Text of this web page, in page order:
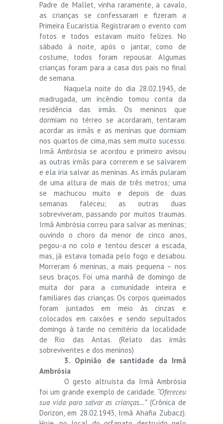
Padre de Mallet, vinha raramente, a cavalo,
as crianças se confessaram e fizeram a
Primeira Eucaristia. Registraram o evento com
fotos e todos estavam muito felizes. No
sábado à noite, após o jantar, como de
costume, todos foram repousar. Algumas
crianças foram para a casa dos pais no final
de semana.
Naquela noite do dia 28.02.1943, de
madrugada, um incêndio tomou conta da
residência das irmãs. Os meninos que
dormiam no térreo se acordaram, tentaram
acordar as irmãs e as meninas que dormiam
nos quartos de cima, mas sem muito sucesso.
Irmã Ambrósia se acordou e primeiro avisou
as outras irmãs para correrem e se salvarem
e ela iria salvar as meninas. As irmãs pularam
de uma altura de mais de três metros; uma
se machucou muito e depois de duas
semanas faleceu; as outras duas
sobreviveram, passando por muitos traumas.
Irmã Ambrósia correu para salvar as meninas;
ouvindo o choro da menor de cinco anos,
pegou-a no colo e tentou descer a escada,
mas, já estava tomada pelo fogo e desabou.
Morreram 6 meninas, a mais pequena – nos
seus braços. Foi uma manhã de domingo de
muita dor para a comunidade inteira e
familiares das crianças. Os corpos queimados
foram juntados em meio às cinzas e
colocados em caixões e sendo sepultados
domingo à tarde no cemitério da localidade
de Rio das Antas. (Relato das irmãs
sobreviventes e dos meninos)
3. Opinião de santidade da Irmã
Ambrósia
O gesto altruísta da Irmã Ambrósia
foi um grande exemplo de caridade. “Ofereceu
sua vida para salvar as crianças…”(Crônica de
Dorizon, em 28.02.1943, Irmã Ahafia Zubacz).